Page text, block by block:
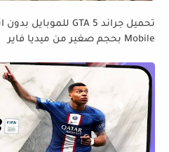
Mobile بحجم صغير من ميديا فاير